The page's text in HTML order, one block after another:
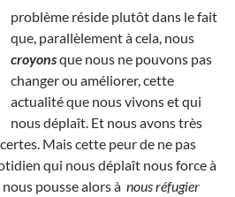
problème réside plutôt dans le fait
que, parallèlement à cela, nous
croyonsque nous ne pouvons pas
changer ou améliorer, cette
actualité que nous vivons et qui
nous déplaît. Et nous avons très
Mais cette peur de ne pas
qui nous déplaît nous force à
nous pousse alors à nous réfugier